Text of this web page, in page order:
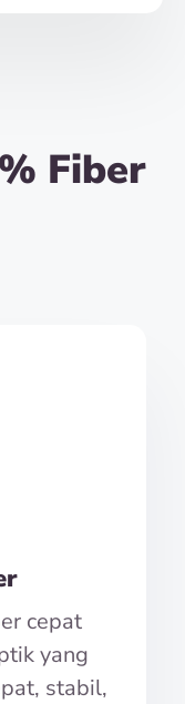
Fiber
cepat
yang
stabil,